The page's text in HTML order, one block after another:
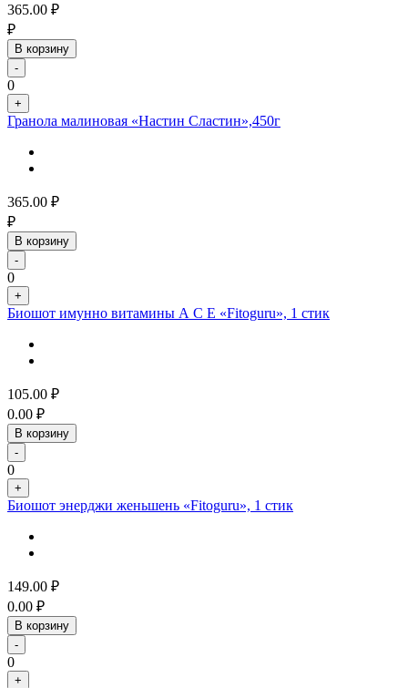
365.00 ₽
₽
В корзину
-
0
+
Гранола малиновая «Настин Сластин»,450г
365.00 ₽
₽
В корзину
-
0
+
Биошот имунно витамины А С Е «Fitoguru», 1 стик
105.00 ₽
0.00 ₽
В корзину
-
0
+
Биошот энерджи женьшень «Fitoguru», 1 стик
149.00 ₽
0.00 ₽
В корзину
-
0
+